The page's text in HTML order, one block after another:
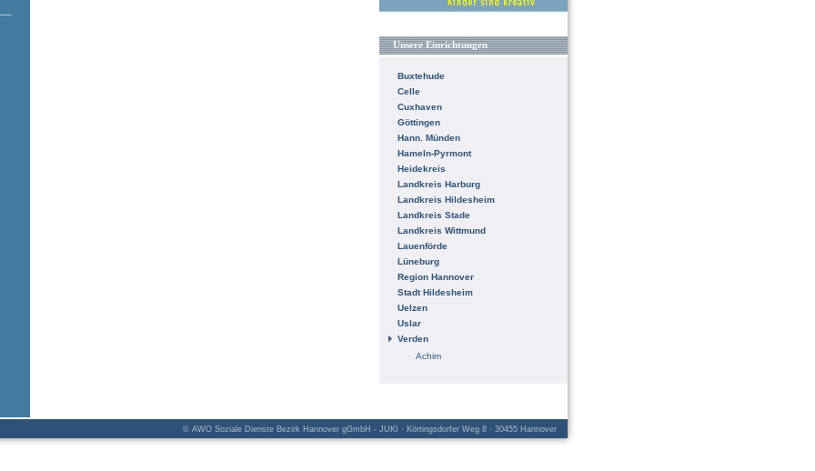
Unsere Einrichtungen
Buxtehude
Celle
Cuxhaven
Göttingen
Hann. Münden
Hameln-Pyrmont
Heidekreis
Landkreis Harburg
Landkreis Hildesheim
Landkreis Stade
Landkreis Wittmund
Lauenförde
Lüneburg
Region Hannover
Stadt Hildesheim
Uelzen
Uslar
Verden
Achim
© AWO Soziale Dienste Bezirk Hannover gGmbH - JUKI · Körtingsdorfer Weg 8 · 30455 Hannover